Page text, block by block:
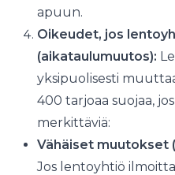
apuun.
Oikeudet, jos
(aikataulumuutos):
yksipuolisesti
400 tarjoaa suojaa,
merkittäviä:
Vähäiset muutokset
Jos lentoyhtiö